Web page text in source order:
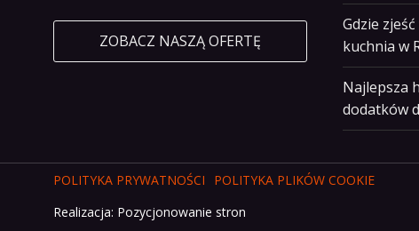
ZOBACZ NASZĄ OFERTĘ
Gdzie
kuchnia w
Najlepsza
dodatków
POLITYKA PRYWATNOŚCI
POLITYKA PLIKÓW COOKIE
Realizacja: Pozycjonowanie stron